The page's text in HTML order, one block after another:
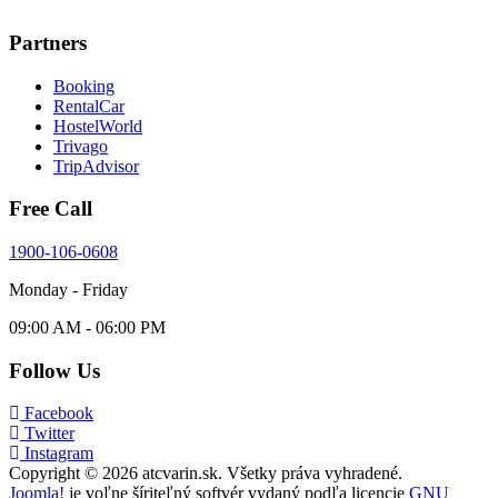
Partners
Booking
RentalCar
HostelWorld
Trivago
TripAdvisor
Free Call
1900-106-0608
Monday - Friday
09:00 AM - 06:00 PM
Follow Us
Facebook
Twitter
Instagram
Copyright © 2026 atcvarin.sk. Všetky práva vyhradené.
Joomla! je voľne šíriteľný softvér vydaný podľa licencie GNU